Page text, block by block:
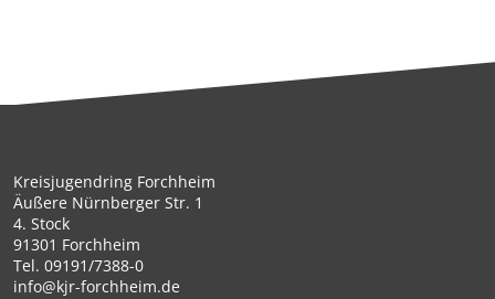
Kreisjugendring Forchheim
Äußere Nürnberger Str. 1
4. Stock
91301 Forchheim
Tel. 09191/7388-0
info@kjr-forchheim.de